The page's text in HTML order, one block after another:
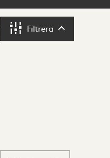
Filtrera Filtrera